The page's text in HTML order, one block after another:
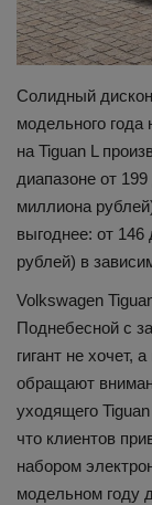
Солидный
модельного
на Tiguan L
диапазоне от
миллиона
выгоднее: от
рублей) в
Volkswagen
Поднебесной с
гигант не хочет,
обращают
уходящего
что клиентов
набором
модельном году